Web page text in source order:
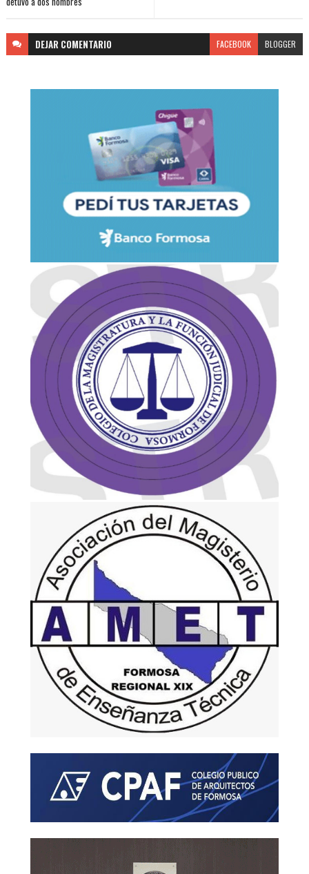
DEJAR COMENTARIO FACEBOOK BLOGGER